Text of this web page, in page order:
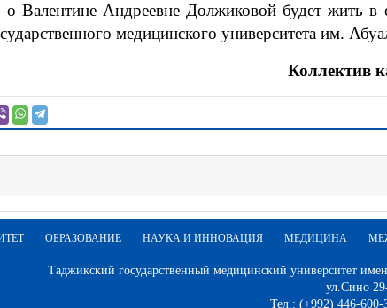
о Валентине Андреевне Должиковой будет жить в
медицинского университета им.
Коллектив
ОБРАЗОВАНИЕ НАУКА И ИННОВАЦИЯ МЕДИЦИНА
Таджикский государственный медицинский университет
ул.Сино
Тел.: (+992) 446-600-